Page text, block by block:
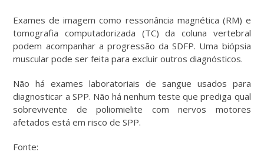
Exames de imagem como ressonância magnética (RM) e
tomografia computadorizada (TC) da coluna vertebral
podem acompanhar a progressão da SDFP. Uma biópsia
muscular pode ser feita para excluir outros diagnósticos.
Não há exames laboratoriais de sangue usados para
diagnosticar a SPP. Não há nenhum teste que prediga qual
sobrevivente de poliomielite com nervos motores
afetados está em risco de SPP.
Fonte: